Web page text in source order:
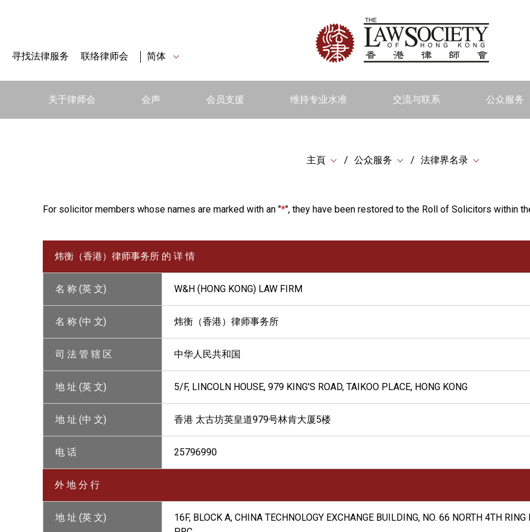
寻找法律服务 联络律师会 简体
关于律师会 会声 会员支援 维持专业水准 交流与联系 公众服务
主頁 公众服务 法律界名录
For solicitor members whose names are marked with an "*", they have been restored to the Roll of Solicitors within
炜衡（香港）律师事务所 的 详 情
名 称 (英 文) W&H (HONG KONG) LAW FIRM
名 称 (中 文) 炜衡（香港）律师事务所
司 法 管 辖 区 中华人民共和国
地 址 (英 文) 5/F, LINCOLN HOUSE, 979 KING'S ROAD, TAIKOO PLACE, HONG KONG
地 址 (中 文) 香港 太古坊英皇道979号林肯大厦5楼
电 话 25796990
外 地 分 行
地 址 (英 文)
16F, BLOCK A, CHINA TECHNOLOGY EXCHANGE BUILDING, NO. 66 NORTH 4TH